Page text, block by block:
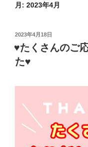
月: 2023年4月
投
日:
2023年4月18日
♥たくさんのご
た♥